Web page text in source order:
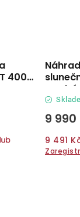
400P
modrá
9 990
9 491